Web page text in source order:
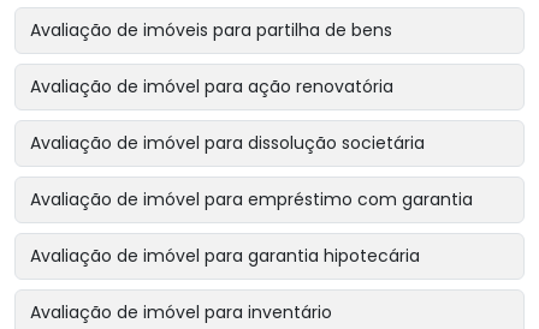
Avaliação de imóveis para partilha de bens
Avaliação de imóvel para ação renovatória
Avaliação de imóvel para dissolução societária
Avaliação de imóvel para empréstimo com garantia
Avaliação de imóvel para garantia hipotecária
Avaliação de imóvel para inventário